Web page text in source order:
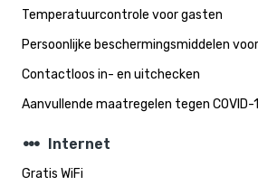
Temperatuurcontrole voor gasten
Persoonlijke beschermingsmiddelen
Contactloos in- en uitchecken
Aanvullende maatregelen tegen COVID-
steppers Internet
Gratis WiFi